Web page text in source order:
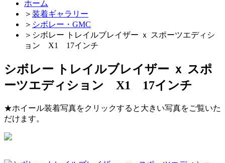
ホーム
＞ 装着ギャラリー
＞ シボレー・GMC
＞ シボレー トレイルブレイザー ｘ スポーツエディシ
ョン X1 17インチ
シボレー トレイルブレイザー ｘ スポ
ーツエディション X1 17インチ
★ホイール装着写真をクリックすると大きい写真をご覧いた
だけます。